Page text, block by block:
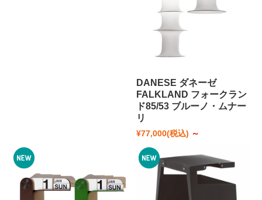
DANESE ダネーゼ
FALKLAND フォークラン
ド85/53 ブルーノ・ムナー
リ
¥77,000(税込) ～